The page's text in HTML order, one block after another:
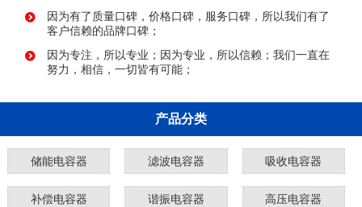
因为有了质量口碑，价格口碑，服务口碑，所以我们有了
客户信赖的品牌口碑；
因为专注，所以专业；因为专业，所以信赖；我们一直在
努力，相信，一切皆有可能；
产品分类
储能电容器 滤波电容器 吸收电容器
补偿电容器 谐振电容器 高压电容器